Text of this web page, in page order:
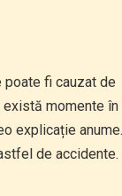
poate fi cauzat de
momente în
explicație anume.
de accidente.